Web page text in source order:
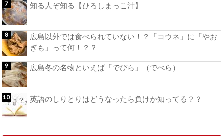
知る人ぞ知る【ひろしまっこ汁】
広島以外では食べられていない！？「コウネ」に「やお
ぎも」って何！？？
広島冬の名物といえば「でびら」（でべら）
英語のしりとりはどうなったら負けか知ってる？？